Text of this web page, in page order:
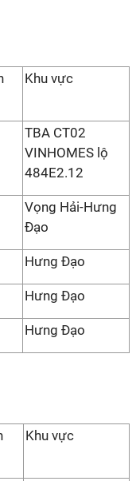
Khu vực
TBA CT02
VINHOMES lộ
484E2.12
Vọng Hải-Hưng
Đạo
Hưng Đạo
Hưng Đạo
Hưng Đạo
Khu vực